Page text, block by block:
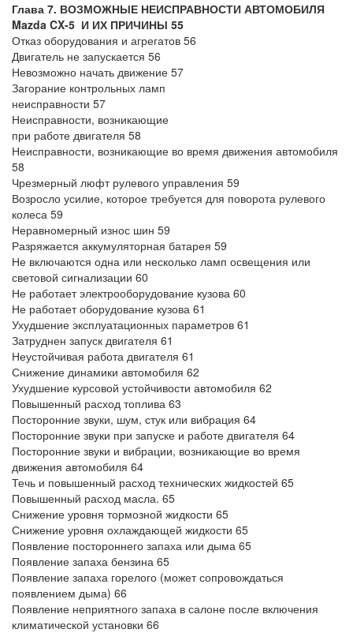
Глава 7. ВОЗМОЖНЫЕ НЕИСПРАВНОСТИ АВТОМОБИЛЯ
Mazda CX-5 И ИХ ПРИЧИНЫ 55
Отказ оборудования и агрегатов 56
Двигатель не запускается 56
Невозможно начать движение 57
Загорание контрольных ламп
неисправности 57
Неисправности, возникающие
при работе двигателя 58
Неисправности, возникающие во время движения автомобиля
58
Чрезмерный люфт рулевого управления 59
Возросло усилие, которое требуется для поворота рулевого
колеса 59
Неравномерный износ шин 59
Разряжается аккумуляторная батарея 59
Не включаются одна или несколько ламп освещения или
световой сигнализации 60
Не работает электрооборудование кузова 60
Не работает оборудование кузова 61
Ухудшение эксплуатационных параметров 61
Затруднен запуск двигателя 61
Неустойчивая работа двигателя 61
Снижение динамики автомобиля 62
Ухудшение курсовой устойчивости автомобиля 62
Повышенный расход топлива 63
Посторонние звуки, шум, стук или вибрация 64
Посторонние звуки при запуске и работе двигателя 64
Посторонние звуки и вибрации, возникающие во время
движения автомобиля 64
Течь и повышенный расход технических жидкостей 65
Повышенный расход масла. 65
Снижение уровня тормозной жидкости 65
Снижение уровня охлаждающей жидкости 65
Появление постороннего запаха или дыма 65
Появление запаха бензина 65
Появление запаха горелого (может сопровождаться
появлением дыма) 66
Появление неприятного запаха в салоне после включения
климатической установки 66